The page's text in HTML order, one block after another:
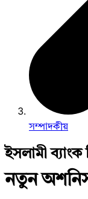
সম্পাদকীয়
ইসলামী
নতুন